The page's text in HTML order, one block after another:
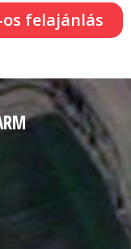
os felajánlás